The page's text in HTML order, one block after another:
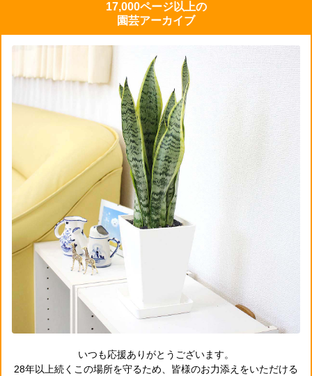
17,000ページ以上の
園芸アーカイブ
いつも応援ありがとうございます。
28年以上続くこの場所を守るため、皆様のお力添えをいただける